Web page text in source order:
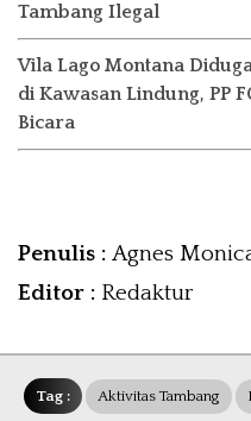
Tambang Ilegal
Vila Lago Montana
di Kawasan Lindung, PP
Bicara
Penulis : Agnes
Editor : Redaktur
Tag : Aktivitas Tambang